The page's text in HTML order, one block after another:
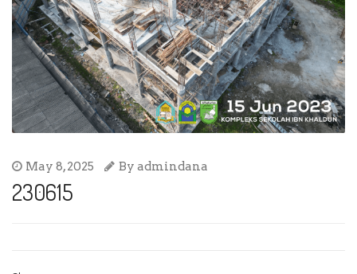
May 8, 2025 By admindana
230615